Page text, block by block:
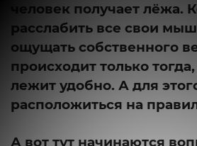
человек получает лёжа.
расслабить все свои
ощущать собственного
происходит только
лежит удобно. А для
расположиться на
А вот тут начинаются